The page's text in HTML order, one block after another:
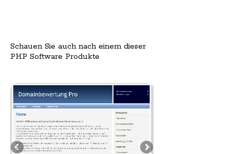
Schauen Sie auch nach einem dieser
PHP Software Produkte